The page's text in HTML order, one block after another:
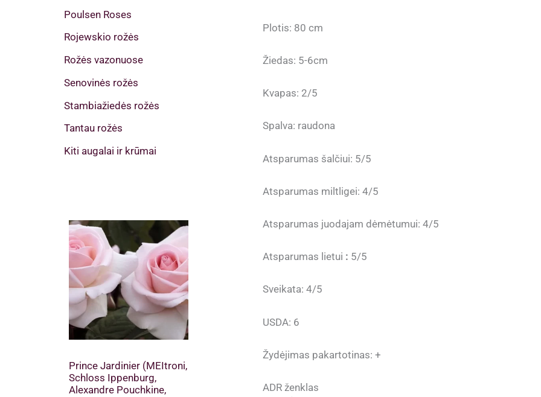
Poulsen Roses
Rojewskio rožės
Rožės vazonuose
Senovinės rožės
Stambiažiedės rožės
Tantau rožės
Kiti augalai ir krūmai
Prince Jardinier (MEItroni,
Schloss Ippenburg,
Alexandre Pouchkine,
Plotis: 80 cm
Žiedas: 5-6cm
Kvapas: 2/5
Spalva: raudona
Atsparumas šalčiui: 5/5
Atsparumas miltligei: 4/5
Atsparumas juodajam dėmėtumui: 4/5
Atsparumas lietui : 5/5
Sveikata: 4/5
USDA: 6
Žydėjimas pakartotinas: +
ADR ženklas